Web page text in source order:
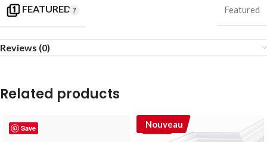
FEATURED
Featured
Reviews (0)
Related products
Save Save
Nouveau